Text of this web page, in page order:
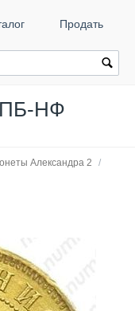
Продать
НФ
Александра 2
/